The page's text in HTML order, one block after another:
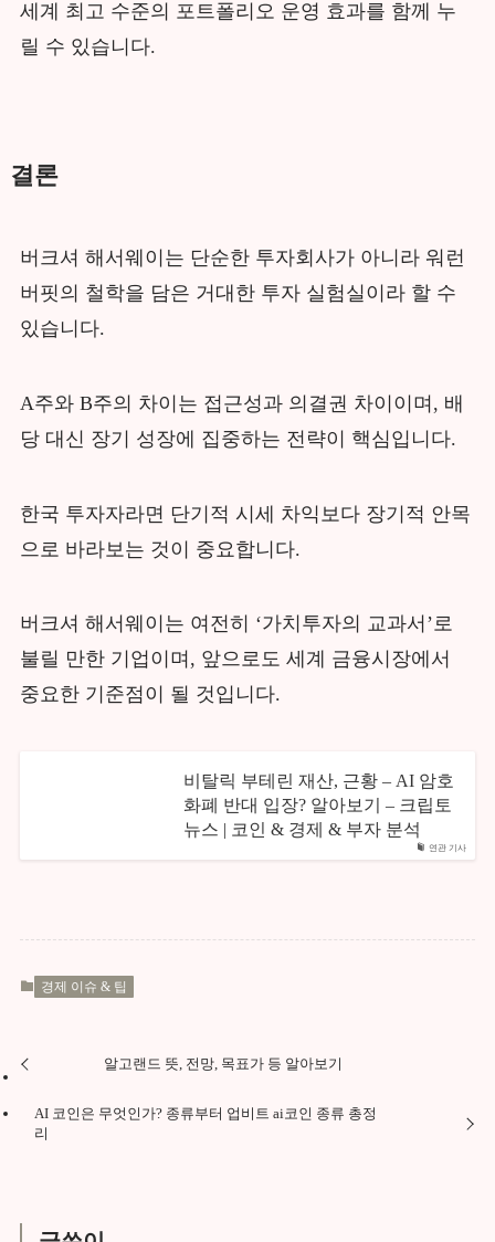
세계 최고 수준의 포트폴리오 운영 효과를 함께 누
릴 수 있습니다.
결론
버크셔 해서웨이는 단순한 투자회사가 아니라 워런
버핏의 철학을 담은 거대한 투자 실험실이라 할 수
있습니다.
A주와 B주의 차이는 접근성과 의결권 차이이며, 배
당 대신 장기 성장에 집중하는 전략이 핵심입니다.
한국 투자자라면 단기적 시세 차익보다 장기적 안목
으로 바라보는 것이 중요합니다.
버크셔 해서웨이는 여전히 ‘가치투자의 교과서’로
불릴 만한 기업이며, 앞으로도 세계 금융시장에서
중요한 기준점이 될 것입니다.
연관 기사
비탈릭 부테린 재산, 근황 – AI 암호
화폐 반대 입장? 알아보기 – 크립토
뉴스 | 코인 & 경제 & 부자 분석
경제 이슈 & 팁
알고랜드 뜻, 전망, 목표가 등 알아보기
AI 코인은 무엇인가? 종류부터 업비트 ai코인 종류 총정
리